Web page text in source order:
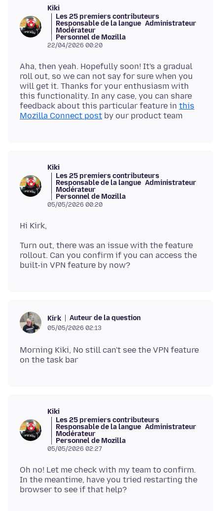
Kiki
Les 25 premiers contributeurs
Responsable de la langue Administrateur
Modérateur
Personnel de Mozilla
22/04/2026 00:20
Aha, then yeah. Hopefully soon! It's a gradual
roll out, so we can not say for sure when you
will get it. Thanks for your enthusiasm with
this functionality. In any case, you can share
feedback about this particular feature in this
Mozilla Connect post
Kiki
Les 25 premiers contributeurs
Responsable de la langue Administrateur
Modérateur
Personnel de Mozilla
05/05/2026 00:20
Turn out, there was an issue with the feature
rollout. Can you confirm if you can access the
Kirk Auteur de la question
05/05/2026 02:13
Morning Kiki, No still can't see the VPN feature
Kiki
Les 25 premiers contributeurs
Responsable de la langue Administrateur
Modérateur
Personnel de Mozilla
05/05/2026 02:27
Oh no! Let me check with my team to confirm.
In the meantime, have you tried restarting the